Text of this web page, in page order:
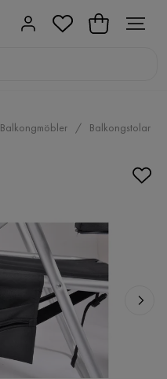
Balkongmöbler Balkongstolar